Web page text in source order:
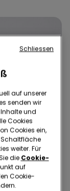
auf unserer
senden wir
und
Cookies
Cookies ein,
weiter. Für
die Cookie-
auf
Cookie-
Schliessen